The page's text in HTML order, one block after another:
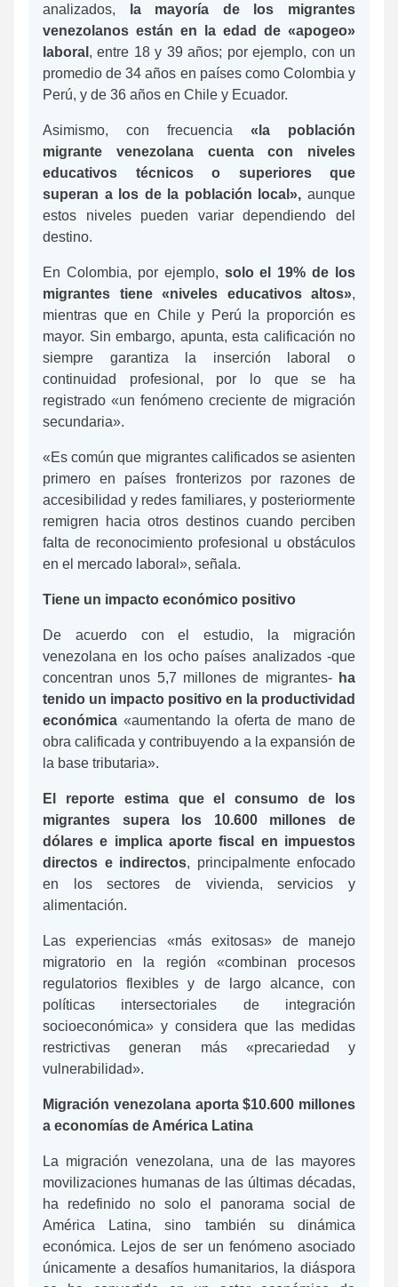
analizados,
la mayoría de los migrantes
venezolanos están en la edad de «apogeo»
laboral , entre 18 y 39 años; por ejemplo, con un
promedio de 34 años en países como Colombia y
Perú, y de 36 años en Chile y Ecuador.
Asimismo, con frecuencia «la población
migrante venezolana cuenta con niveles
educativos técnicos o superiores que
superan a los de la población local», aunque
estos niveles pueden variar dependiendo del
destino.
En Colombia, por ejemplo, solo el 19% de los
migrantes tiene «niveles educativos altos»,
mientras que en Chile y Perú la proporción es
mayor. Sin embargo, apunta, esta calificación no
siempre garantiza la inserción laboral o
continuidad profesional, por lo que se ha
registrado «un fenómeno creciente de migración
secundaria».
«Es común que migrantes calificados se asienten
primero en países fronterizos por razones de
accesibilidad y redes familiares, y posteriormente
remigren hacia otros destinos cuando perciben
falta de reconocimiento profesional u obstáculos
en el mercado laboral», señala.
Tiene un impacto económico positivo
De acuerdo con el estudio, la migración
venezolana en los ocho países analizados -que
concentran unos 5,7 millones de migrantes- ha
tenido un impacto positivo en la productividad
económica «aumentando la oferta de mano de
obra calificada y contribuyendo a la expansión de
la base tributaria».
El reporte estima que el consumo de los
migrantes supera los 10.600 millones de
dólares e implica aporte fiscal en impuestos
directos e indirectos, principalmente enfocado
en los sectores de vivienda, servicios y
alimentación.
Las experiencias «más exitosas» de manejo
migratorio en la región «combinan procesos
regulatorios flexibles y de largo alcance, con
políticas intersectoriales de integración
socioeconómica» y considera que las medidas
restrictivas generan más «precariedad y
vulnerabilidad».
Migración venezolana aporta $10.600 millones
a economías de América Latina
La migración venezolana, una de las mayores
movilizaciones humanas de las últimas décadas,
ha redefinido no solo el panorama social de
América Latina, sino también su dinámica
económica. Lejos de ser un fenómeno asociado
únicamente a desafíos humanitarios, la diáspora